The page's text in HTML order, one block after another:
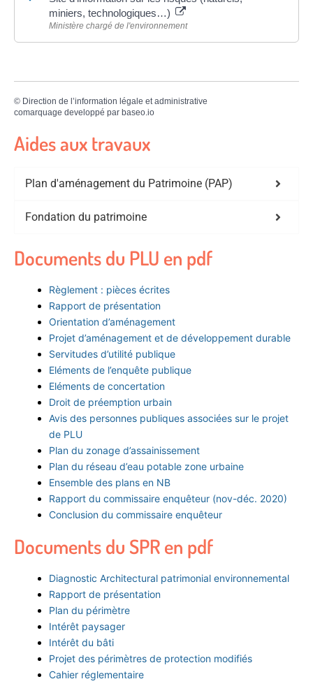
miniers, technologiques…)
Ministère chargé de l'environnement
© Direction de l’information légale et administrative
comarquage developpé par baseo.io
Aides aux travaux
Plan d'aménagement du Patrimoine (PAP)
Fondation du patrimoine
Documents du PLU en pdf
Règlement : pièces écrites
Rapport de présentation
Orientation d’aménagement
Projet d’aménagement et de développement durable
Servitudes d’utilité publique
Eléments de l’enquête publique
Eléments de concertation
Droit de préemption urbain
Avis des personnes publiques associées sur le projet
de PLU
Plan du zonage d’assainissement
Plan du réseau d’eau potable zone urbaine
Ensemble des plans en NB
Rapport du commissaire enquêteur (nov-déc. 2020)
Conclusion du commissaire enquêteur
Documents du SPR en pdf
Diagnostic Architectural patrimonial environnemental
Rapport de présentation
Plan du périmètre
Intérêt paysager
Intérêt du bâti
Projet des périmètres de protection modifiés
Cahier réglementaire